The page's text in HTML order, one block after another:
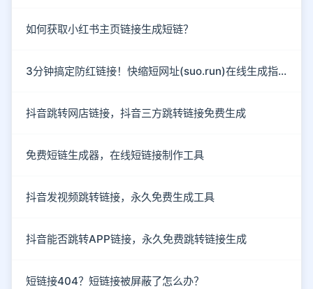
如何获取小红书主页链接生成短链？
3分钟搞定防红链接！快缩短网址(suo.run)在线生成指南
抖音跳转网店链接，抖音三方跳转链接免费生成
免费短链生成器，在线短链接制作工具
抖音发视频跳转链接，永久免费生成工具
抖音能否跳转APP链接，永久免费跳转链接生成
短链接404？短链接被屏蔽了怎么办？